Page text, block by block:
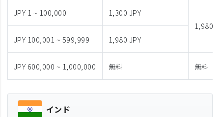
JPY 1 ~ 100,000
1,300 JPY
1,980
JPY 100,001 ~ 599,999
1,980 JPY
JPY 600,000 ~ 1,000,000 無料 無料
インド